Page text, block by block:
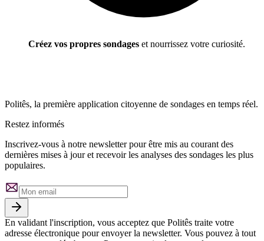
Créez vos propres sondages et nourrissez votre curiosité.
Politês, la première application citoyenne de sondages en temps réel.
Restez informés
Inscrivez-vous à notre newsletter pour être mis au courant des
dernières mises à jour et recevoir les analyses des sondages les plus
populaires.
En validant l'inscription, vous acceptez que Politês traite votre
adresse électronique pour envoyer la newsletter. Vous pouvez à tout